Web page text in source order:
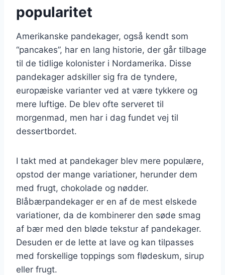
popularitet
Amerikanske pandekager, også kendt som
“pancakes”, har en lang historie, der går tilbage
til de tidlige kolonister i Nordamerika. Disse
pandekager adskiller sig fra de tyndere,
europæiske varianter ved at være tykkere og
mere luftige. De blev ofte serveret til
morgenmad, men har i dag fundet vej til
dessertbordet.
I takt med at pandekager blev mere populære,
opstod der mange variationer, herunder dem
med frugt, chokolade og nødder.
Blåbærpandekager er en af de mest elskede
variationer, da de kombinerer den søde smag
af bær med den bløde tekstur af pandekager.
Desuden er de lette at lave og kan tilpasses
med forskellige toppings som flødeskum, sirup
eller frugt.